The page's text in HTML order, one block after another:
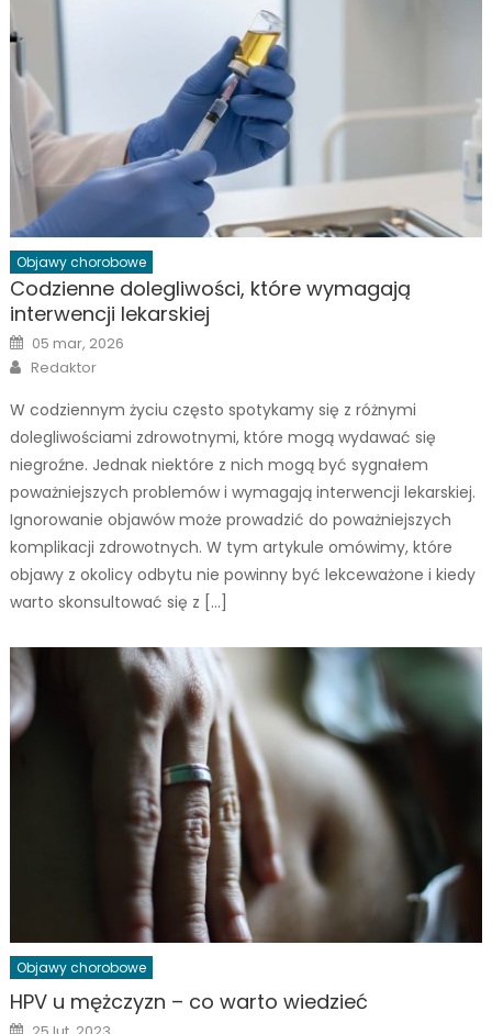
Objawy chorobowe
Codzienne dolegliwości, które wymagają
interwencji lekarskiej
Posted
on
05 mar, 2026
Author
Redaktor
W codziennym życiu często spotykamy się z różnymi
dolegliwościami zdrowotnymi, które mogą wydawać się
niegroźne. Jednak niektóre z nich mogą być sygnałem
poważniejszych problemów i wymagają interwencji lekarskiej.
Ignorowanie objawów może prowadzić do poważniejszych
komplikacji zdrowotnych. W tym artykule omówimy, które
objawy z okolicy odbytu nie powinny być lekceważone i kiedy
warto skonsultować się z […]
Objawy chorobowe
HPV u mężczyzn – co warto wiedzieć
Posted